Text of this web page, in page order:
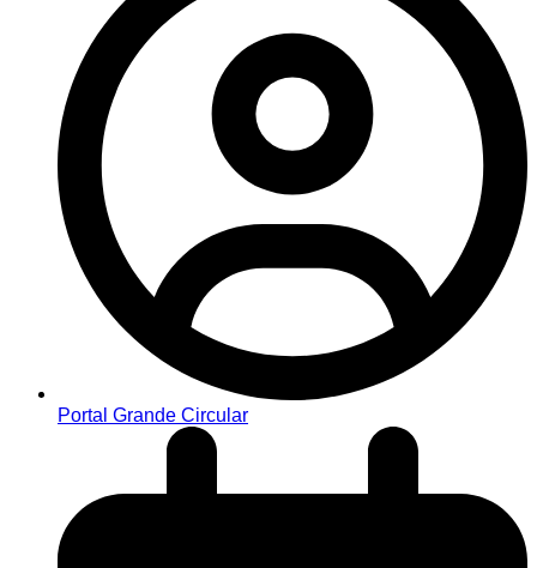
Portal Grande Circular